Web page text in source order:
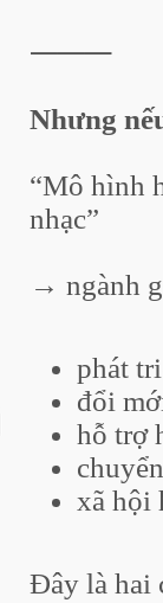
⸻
Nhưng
“Mô hình
nhạc”
→ ngành
phát
đổi
hỗ trợ
xã hội
Đây là hai